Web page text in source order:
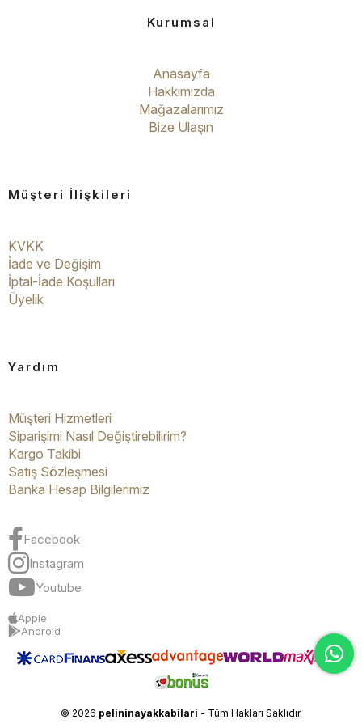
Kurumsal
Anasayfa
Hakkımızda
Mağazalarımız
Bize Ulaşın
Müşteri İlişkileri
KVKK
İade ve Değişim
İptal-İade Koşulları
Üyelik
Yardım
Müşteri Hizmetleri
Siparişimi Nasıl Değiştirebilirim?
Kargo Takibi
Satış Sözleşmesi
Banka Hesap Bilgilerimiz
Facebook
Instagram
Youtube
Apple
Android
© 2026 pelininayakkabilari - Tüm Hakları Saklıdır.